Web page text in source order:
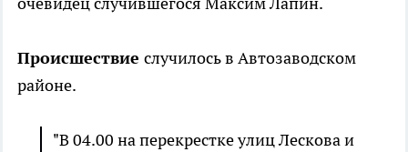
Происшествие случилось в Автозаводском
районе.
"В 04.00 на перекрестке улиц Лескова и